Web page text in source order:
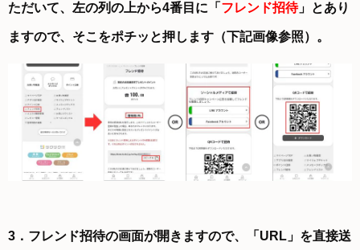
ただいて、左の列の上から4番目に「 フレンド招待」とあり
ますので、そこをポチッと押します（下記画像参照）。
3．フレンド招待の画面が開きますので、「URL」を直接送